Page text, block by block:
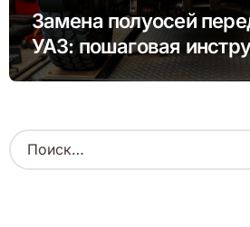
Замена полуосей
УАЗ: пошаговая
Н
а